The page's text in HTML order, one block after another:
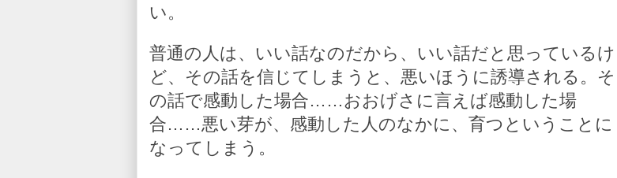
い。
普通の人は、いい話なのだから、いい話だと思っているけ
ど、その話を信じてしまうと、悪いほうに誘導される。そ
の話で感動した場合……おおげさに言えば感動した場
合……悪い芽が、感動した人のなかに、育つということに
なってしまう。